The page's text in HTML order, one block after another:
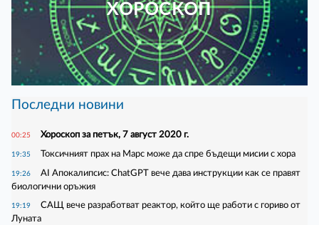
ХОРОСКОП
Последни новини
00:25 Хороскоп за петък, 7 август 2020 г.
19:35 Токсичният прах на Марс може да спре бъдещи мисии с хора
19:26
AI Апокалипсис: ChatGPT вече дава инструкции как се правят
биологични оръжия
19:19
САЩ вече разработват реактор, който ще работи с гориво от
Луната